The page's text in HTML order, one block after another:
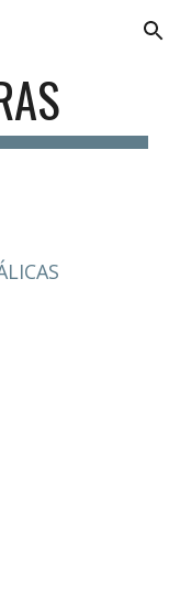
Skip to navigation